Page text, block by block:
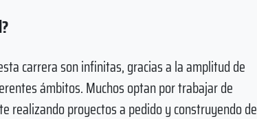
carrera son infinitas, gracias a la amplitud de
ámbitos. Muchos optan por trabajar de
realizando proyectos a pedido y construyendo de